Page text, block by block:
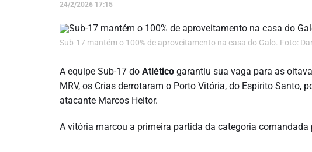
24/2/2026 17:15
Sub-17 mantém o 100% de aproveitamento na casa do Galo. Foto:
A equipe Sub-17 do Atlético garantiu sua vaga para as
MRV, os Crias derrotaram o Porto Vitória, do Espirito Santo,
atacante Marcos Heitor.
A vitória marcou a primeira partida da categoria